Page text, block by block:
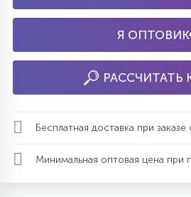
Я
РАССЧИТАТЬ
Бесплатная доставка при
Минимальная оптовая цена при